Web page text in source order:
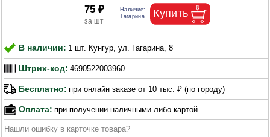
75 ₽
В наличии: 1 шт. Кунгур, ул. Гагарина, 8
Штрих-код: 4690522003960
Бесплатно: при онлайн заказе от 10 тыс. ₽ (по городу)
Оплата: при получении наличными либо картой
Нашли ошибку в карточке товара?